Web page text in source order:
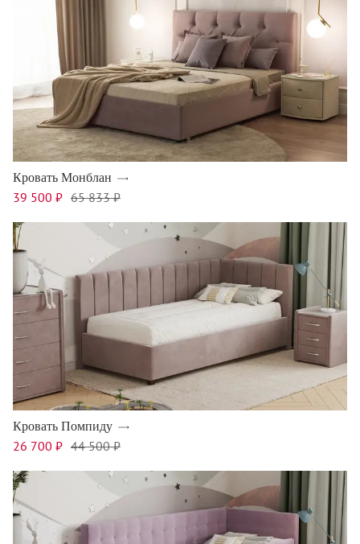
Кровать Монблан
39 500 ₽ 65 833 ₽
Кровать Помпиду
26 700 ₽ 44 500 ₽